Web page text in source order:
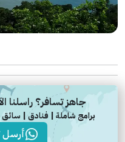
جاهز تسافر؟ راسلنا
برامج شاملة | فنادق | سائق خاص | دعم
أرسل